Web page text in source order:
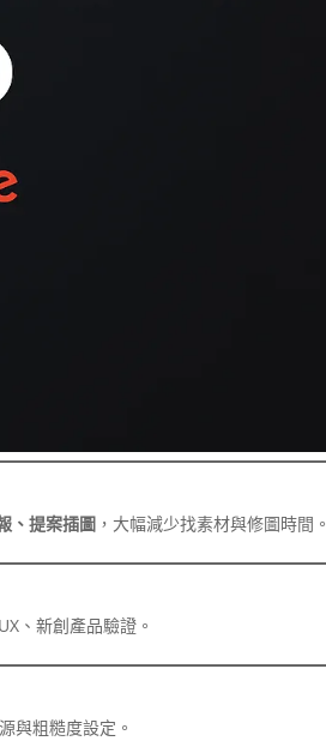
、提案插圖 ，大幅減少找素材與修圖時間。
、新創產品驗證。
與粗糙度設定。